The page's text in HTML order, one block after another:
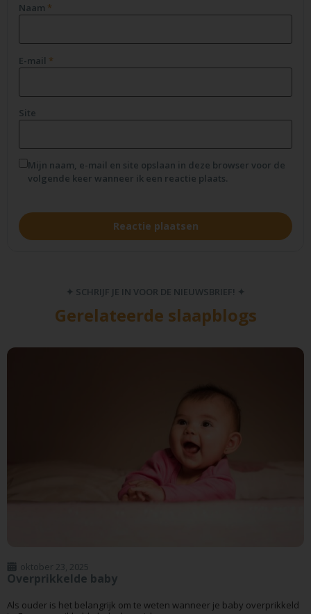
Naam *
E-mail *
Site
Mijn naam, e-mail en site opslaan in deze browser voor de
volgende keer wanneer ik een reactie plaats.
✦ SCHRIJF JE IN VOOR DE NIEUWSBRIEF! ✦
Gerelateerde slaapblogs
Overprikkelde baby
oktober 23, 2025
Als ouder is het belangrijk om te weten wanneer je baby overprikkeld